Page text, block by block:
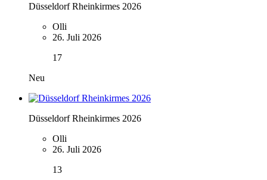
Düsseldorf Rheinkirmes 2026
Olli
26. Juli 2026
17
Neu
Düsseldorf Rheinkirmes 2026
Olli
26. Juli 2026
13